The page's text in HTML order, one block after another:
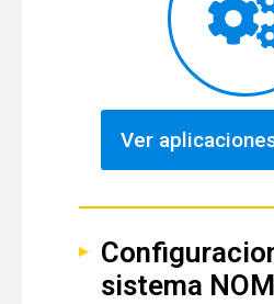
Ver
sistema